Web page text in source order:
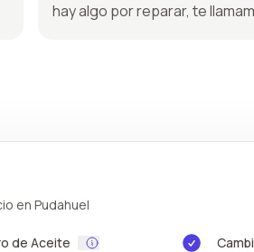
hay algo por reparar, te
en Pudahuel
de Aceite